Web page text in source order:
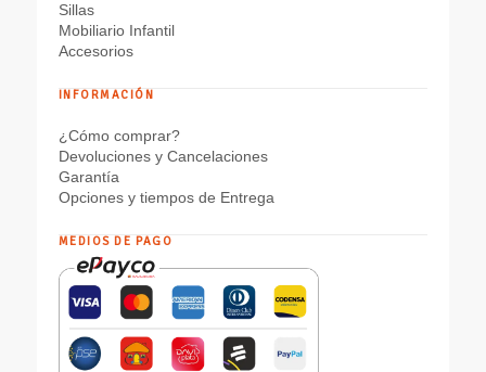
Sillas
Mobiliario Infantil
Accesorios
INFORMACIÓN
¿Cómo comprar?
Devoluciones y Cancelaciones
Garantía
Opciones y tiempos de Entrega
MEDIOS DE PAGO